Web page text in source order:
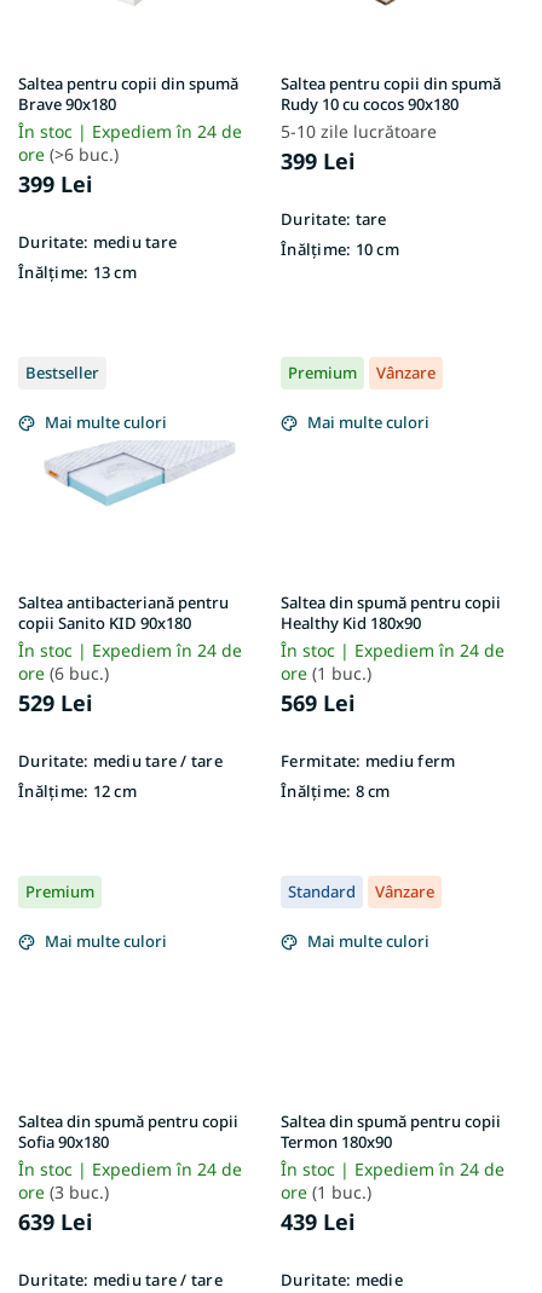
u
s
e
Saltea pentru copii din spumă
Brave 90x180
În stoc | Expediem în 24 de
ore (>6 buc.)
399 Lei
Duritate: mediu tare
Înălțime: 13 cm
Saltea pentru copii din spumă
Rudy 10 cu cocos 90x180
5-10 zile lucrătoare
399 Lei
Duritate: tare
Înălțime: 10 cm
Bestseller
Mai multe culori
Saltea antibacteriană pentru
copii Sanito KID 90x180
În stoc | Expediem în 24 de
ore (6 buc.)
529 Lei
Duritate: mediu tare / tare
Înălțime: 12 cm
Premium Vânzare
Mai multe culori
Saltea din spumă pentru copii
Healthy Kid 180x90
În stoc | Expediem în 24 de
ore (1 buc.)
569 Lei
Fermitate: mediu ferm
Înălțime: 8 cm
Premium
Mai multe culori
Saltea din spumă pentru copii
Sofia 90x180
În stoc | Expediem în 24 de
ore (3 buc.)
639 Lei
Duritate: mediu tare / tare
Standard Vânzare
Mai multe culori
Saltea din spumă pentru copii
Termon 180x90
În stoc | Expediem în 24 de
ore (1 buc.)
439 Lei
Duritate: medie